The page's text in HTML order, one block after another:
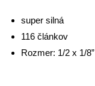
super silná
116 článkov
Rozmer: 1/2 x 1/8”